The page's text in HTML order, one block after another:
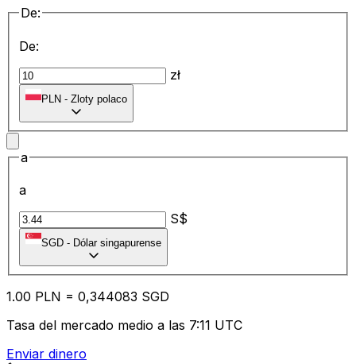
De:
De:
zł
PLN - Zloty polaco
a
a
S$
SGD - Dólar singapurense
1.00 PLN = 0,344083 SGD
Tasa del mercado medio a las 7:11 UTC
Enviar dinero